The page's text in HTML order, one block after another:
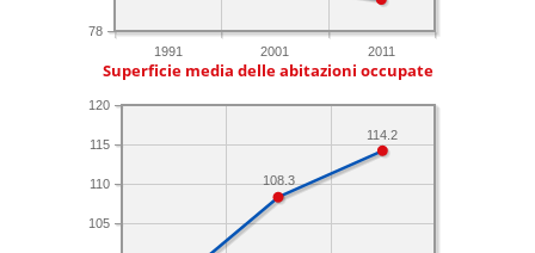
1991 2001 2011
78
Superficie media delle abitazioni occupate
105
110
115
120
114.2
108.3